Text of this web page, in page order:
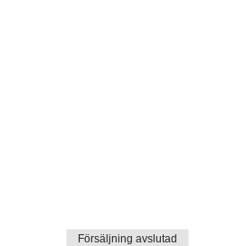
Försäljning avslutad